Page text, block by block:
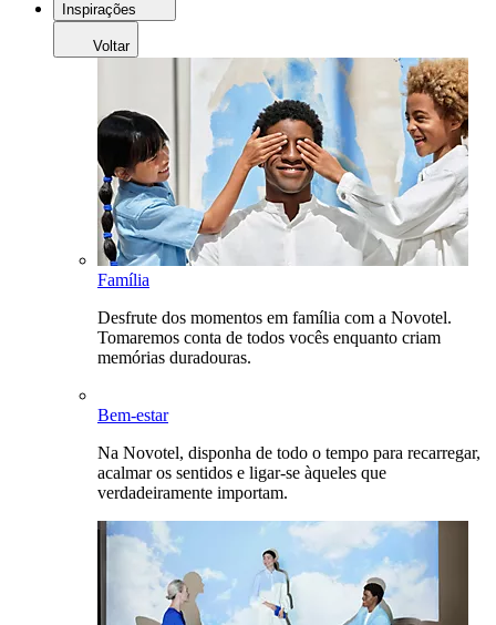
Inspirações
Voltar
Família
Desfrute dos momentos em família com a Novotel.
Tomaremos conta de todos vocês enquanto criam
memórias duradouras.
Bem-estar
Na Novotel, disponha de todo o tempo para recarregar,
acalmar os sentidos e ligar-se àqueles que
verdadeiramente importam.